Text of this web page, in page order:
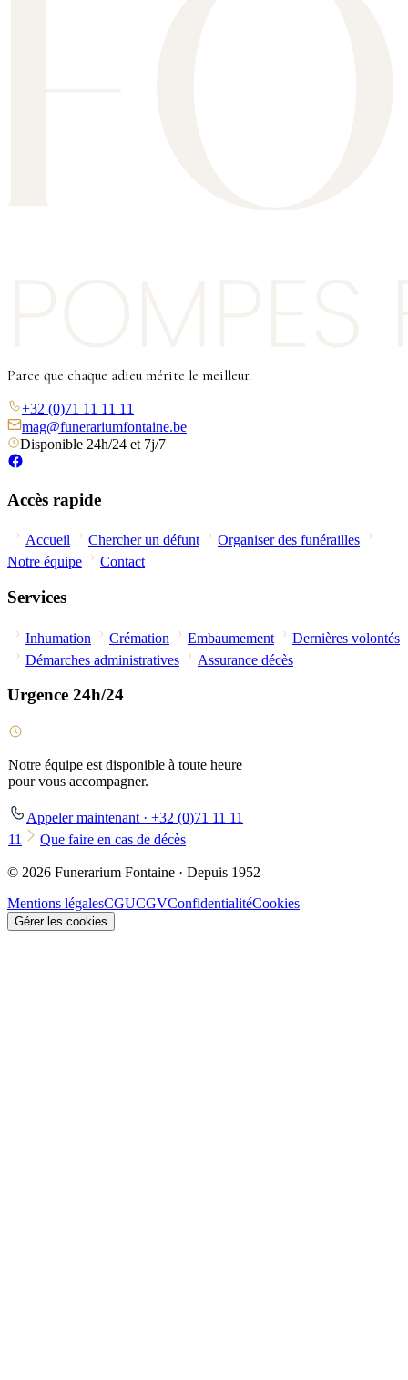
Parce que chaque adieu mérite le meilleur.
+32 (0)71 11 11 11
mag@funerariumfontaine.be
Disponible 24h/24 et 7j/7
Accès rapide
Accueil Chercher un défunt
Organiser des funérailles
Notre équipe
Contact
Services
Inhumation Crémation Embaumement
Dernières volontés
Démarches administratives
Assurance décès
Urgence 24h/24
Notre équipe est disponible à toute heure
pour vous accompagner.
Appeler maintenant · +32 (0)71 11 11
11
Que faire en cas de décès
© 2026 Funerarium Fontaine · Depuis 1952
Mentions légalesCGUCGVConfidentialitéCookies
Gérer les cookies